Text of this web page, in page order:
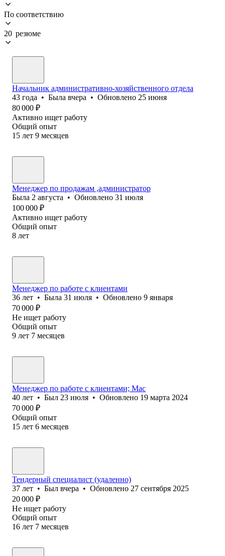
По соответствию
20 резюме
Начальник административно-хозяйственного отдела
43 года • Была вчера • Обновлено 25 июня
80 000 ₽
Активно ищет работу
Общий опыт
15 лет 9 месяцев
Менеджер по продажам ,администратор
Была 2 августа • Обновлено 31 июля
100 000 ₽
Активно ищет работу
Общий опыт
8 лет
Менеджер по работе с клиентами
36 лет • Была 31 июля • Обновлено 9 января
70 000 ₽
Не ищет работу
Общий опыт
9 лет 7 месяцев
Менеджер по работе с клиентами; Мас
40 лет • Был 23 июля • Обновлено 19 марта 2024
70 000 ₽
Общий опыт
15 лет 6 месяцев
Тендерный специалист (удаленно)
37 лет • Был вчера • Обновлено 27 сентября 2025
20 000 ₽
Не ищет работу
Общий опыт
16 лет 7 месяцев